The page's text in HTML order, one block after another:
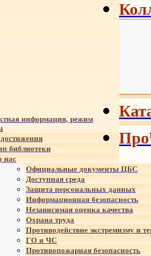
информация, режим
библиотеки
нас
Официальные документы ЦБС
Доступная среда
Защита персональных данных
Информационная безопасность
Независимая оценка качества
Охрана труда
Противодействие экстремизму и
ГО и ЧС
Противопожарная безопасность